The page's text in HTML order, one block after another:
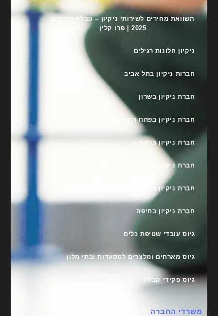
השוואת מחירים לשירותי ניקיון – טבלת מחירים
2025 | פרו קלין
ניקיון חלונות רגילים
חברות ניקיון בתל אביב
חברת ניקיון בשרון
חברת ניקיון בפתח תקווה
חברת ניקיון ברמת גן
חברת ניקיון בנתניה
חברת ניקיון בראשון לציון
חברת ניקיון בחיפה
גיוס עובדי שטיפת כלים
גיוס מארחים ומלצרים למסעדות ובתי מלון
גיוס פקידי קבלה
משרדי החברה